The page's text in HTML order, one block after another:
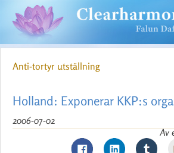
Anti-tortyr utställning
Holland: Exponerar KKP:s
Av
2006-07-02